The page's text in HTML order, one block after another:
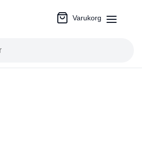
Varukorg